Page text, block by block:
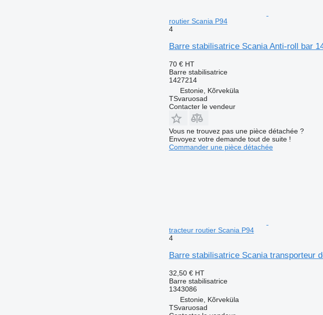
routier Scania P94
4
Barre stabilisatrice Scania Anti-roll bar
70 € HT
Barre stabilisatrice
1427214
Estonie, Kõrveküla
TSvaruosad
Contacter le vendeur
Vous ne trouvez pas une pièce détachée ?
Envoyez votre demande tout de suite !
Commander une pièce détachée
tracteur routier Scania P94
4
Barre stabilisatrice Scania transporteur
32,50 € HT
Barre stabilisatrice
1343086
Estonie, Kõrveküla
TSvaruosad